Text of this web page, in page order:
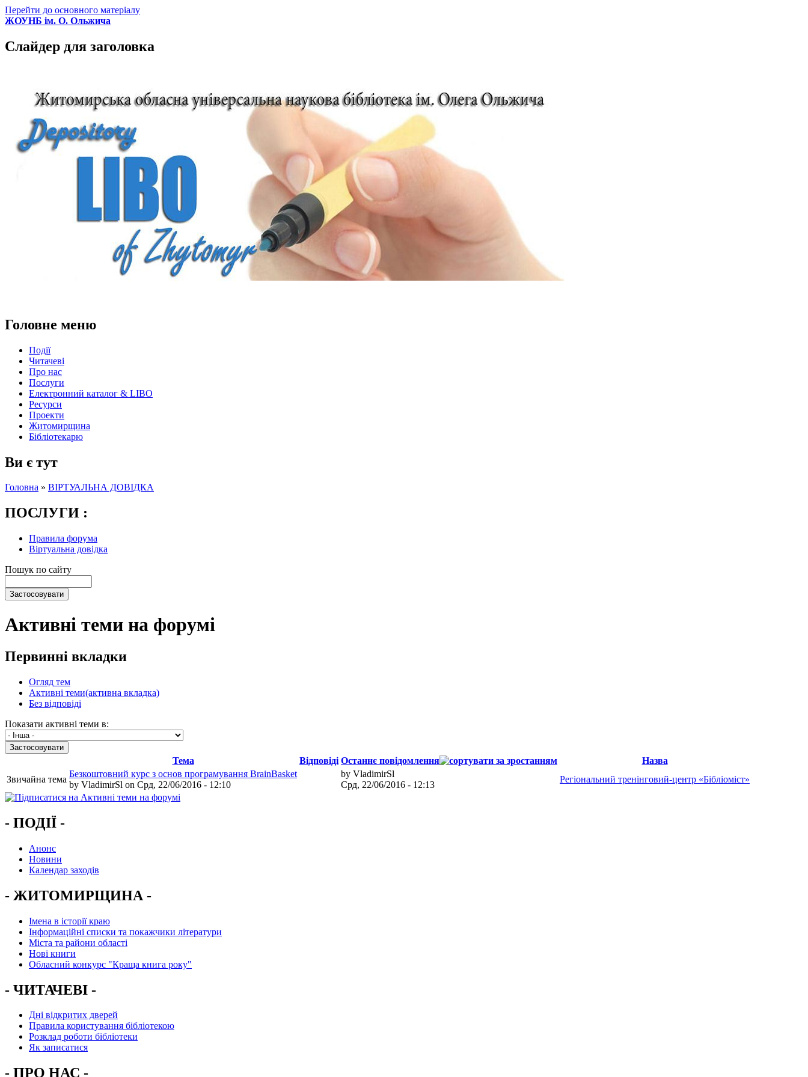
Перейти до основного матеріалу
ЖОУНБ ім. О. Ольжича
Слайдер для заголовка
Головне меню
Події
Читачеві
Про нас
Послуги
Електронний каталог & LIBO
Ресурси
Проекти
Житомирщина
Бібліотекарю
Ви є тут
Головна » ВІРТУАЛЬНА ДОВІДКА
ПОСЛУГИ :
Правила форума
Віртуальна довідка
Пошук по сайту
Активні теми на форумі
Первинні вкладки
Огляд тем
Активні теми(активна вкладка)
Без відповіді
Показати активні теми в:
Тема Відповіді Останнє повідомлення
Назва
Звичайна тема
Безкоштовний курс з основ програмування BrainBasket
by VladimirSl on Срд, 22/06/2016 - 12:10
by VladimirSl
Срд, 22/06/2016 - 12:13
Регіональний тренінговий-центр «Бібліоміст»
- ПОДІЇ -
Анонс
Новини
Календар заходів
- ЖИТОМИРЩИНА -
Імена в історії краю
Інформаційні списки та покажчики літератури
Міста та райони області
Нові книги
Обласний конкурс "Краща книга року"
- ЧИТАЧЕВІ -
Дні відкритих дверей
Правила користування бібліотекою
Розклад роботи бібліотеки
Як записатися
- ПРО НАС -